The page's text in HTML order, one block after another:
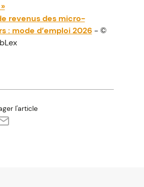
revenus des micro-
: mode d’emploi 2026- ©
l'article